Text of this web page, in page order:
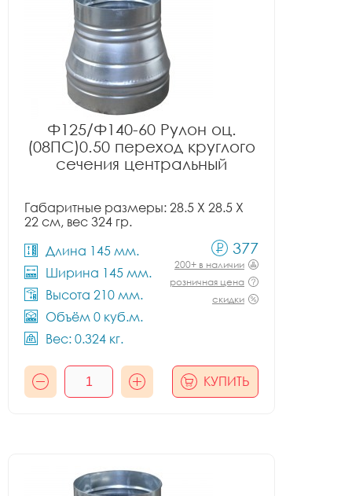
Ф125/Ф140-60 Рулон оц.
(08ПС)0.50 переход круглого
сечения центральный
Габаритные размеры: 28.5 X 28.5 X
22 см, вес 324 гр.
Длина 145 мм.
Ширина 145 мм.
Высота 210 мм.
Объём 0 куб.м.
Вес: 0.324 кг.
377
200+ в наличии
розничная цена
скидки
КУПИТЬ